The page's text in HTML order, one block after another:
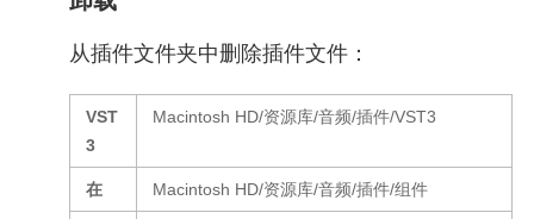
从插件文件夹中删除插件文件：
VST
3
Macintosh HD/资源库/音频/插件/VST3
在 Macintosh HD/资源库/音频/插件/组件